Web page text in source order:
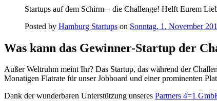
Startups auf dem Schirm – die Challenge! Helft Eurem
Posted by Hamburg Startups on Sonntag, 1. November
Was kann das Gewinner-Startup der
Außer Weltruhm meint Ihr? Das Startup, das während der
Monatigen Flatrate für unser Jobboard und einer prominenten
Dank der wunderbaren Unterstützung unseres Partners 4=1